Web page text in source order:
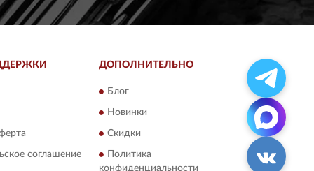
соглашение
ДОПОЛНИТЕЛЬНО
Блог
Новинки
Скидки
Политика
конфиденциальности